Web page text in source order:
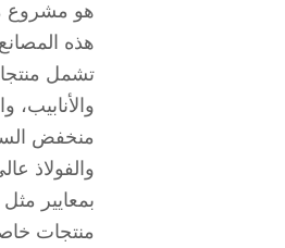
تشمل
والأنابيب،
منخفض
والفولاذ
منتجات